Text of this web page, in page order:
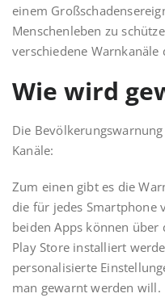
einem
Menschenleben zu
verschiedene
Wie wird
Die
Kanäle:
Zum einen gibt es die
die für jedes Smartphone
beiden Apps können über
Play Store installiert
personalisierte
man gewarnt werden will.